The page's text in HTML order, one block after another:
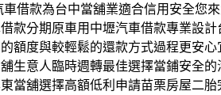
借款為台中當舖業適合信用安全您
分期原車用中壢汽車借款專業設
度與較輕鬆的還款方式過程更安
生意人臨時週轉最佳選擇當鋪安全
舖選擇高額低利申請苗栗房屋二